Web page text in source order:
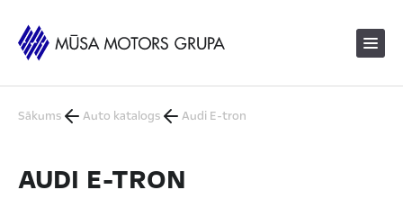
Sākums Auto katalogs Audi E-tron
AUDI E-TRON